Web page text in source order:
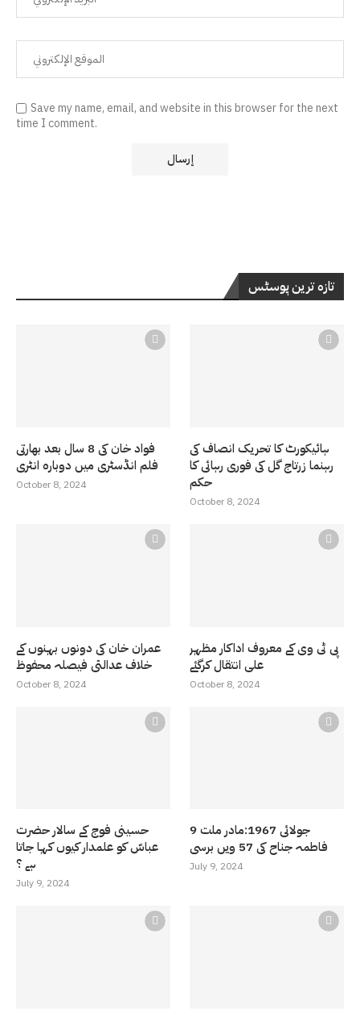
Save my name, email, and website in this browser for the next
time I comment.
تازہ ترین پوسٹس
فواد خان کی 8 سال بعد بھارتی
فلم انڈسٹری میں دوبارہ انٹری
October 8, 2024
ہائیکورٹ کا تحریک انصاف کی
رہنما زرتاج گل کی فوری رہائی کا
حکم
October 8, 2024
عمران خان کی دونوں بہنوں کے
خلاف عدالتی فیصلہ محفوظ
October 8, 2024
پی ٹی وی کے معروف اداکار مظہر
علی انتقال کرگئے
October 8, 2024
حسینی فوج کے سالار حضرت
عباسّ کو علمدار کیوں کہا جاتا
ہے ؟
July 9, 2024
9 جولائی 1967:مادر ملت
فاطمہ جناح کی 57 ویں برسی
July 9, 2024